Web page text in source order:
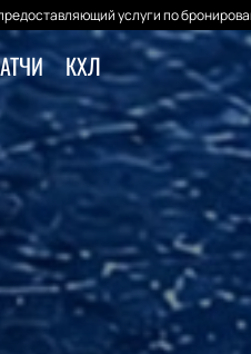
услуги по
КХЛ